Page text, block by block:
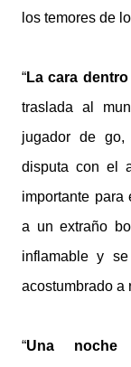
los temores de
“La cara
trasladaal
jugador de
disputa con el
importante
a un extraño
inflamable y
acostumbrado a
“Una noche